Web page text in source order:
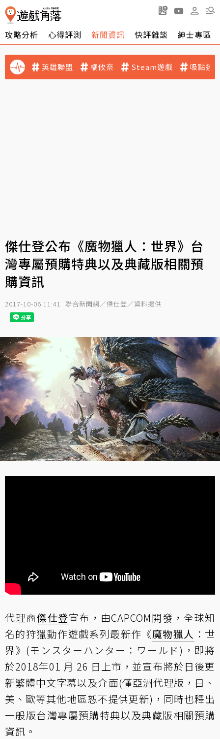
攻略分析 心得評測 新聞資訊 快評雜談 紳士專區
英雄聯盟 橘攸奈 Steam遊戲 吸點迷
傑仕登公布《魔物獵人：世界》台
灣專屬預購特典以及典藏版相關預
購資訊
2017-10-06 11:41 聯合新聞網／傑仕登／資料提供
代理商傑仕登宣布，由CAPCOM開發，全球知
名的狩獵動作遊戲系列最新作《魔物獵人 ：世
界》(モンスターハンター：ワールド)，即將
於2018年01 月 26 日上市，並宣布將於日後更
新繁體中文字幕以及介面(僅亞洲代理版，日、
美、歐等其他地區恕不提供更新)，同時也釋出
一般版台灣專屬預購特典以及典藏版相關預購
資訊。